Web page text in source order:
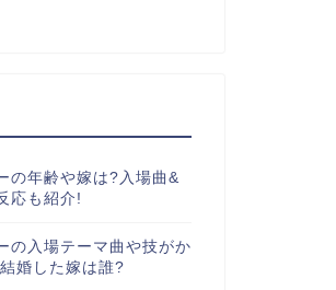
の年齢や嫁は?入場曲&
応も紹介!
の入場テーマ曲や技がか
婚した嫁は誰?